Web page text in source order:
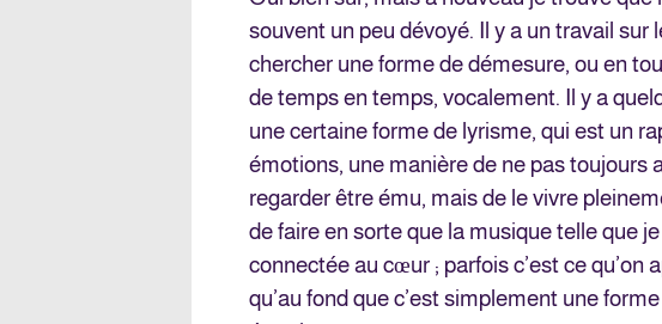
souvent un peu dévoyé. Il y a un travail sur
chercher une forme de démesure, ou en
de temps en temps, vocalement. Il y a
une certaine forme de lyrisme, qui est un
émotions, une manière de ne pas toujours
regarder être ému, mais de le vivre
de faire en sorte que la musique telle que
connectée au cœur ; parfois c’est ce qu’on
qu’au fond que c’est simplement une